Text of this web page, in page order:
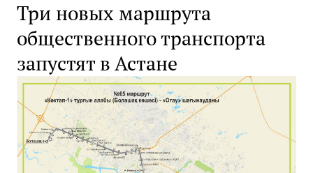
Три новых маршрута
общественного транспорта
запустят в Астане